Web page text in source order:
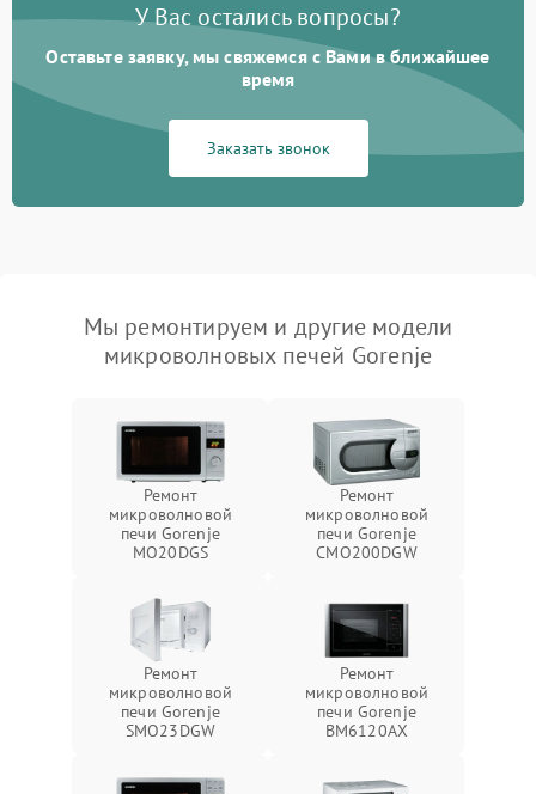
У Вас остались вопросы?
Оставьте заявку, мы свяжемся с Вами в ближайшее
время
Заказать звонок
Мы ремонтируем и другие модели
микроволновых печей Gorenje
Ремонт
микроволновой
печи Gorenje
MO20DGS
Ремонт
микроволновой
печи Gorenje
CMO200DGW
Ремонт
микроволновой
печи Gorenje
SMO23DGW
Ремонт
микроволновой
печи Gorenje
BM6120AX